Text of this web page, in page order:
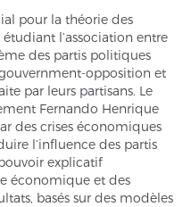
pour la théorie des
l’association entre
des partis politiques
opposition et
par leurs partisans. Le
Fernando Henrique
des crises économiques
l’influence des partis
explicatif
économique et des
basés sur des modèles